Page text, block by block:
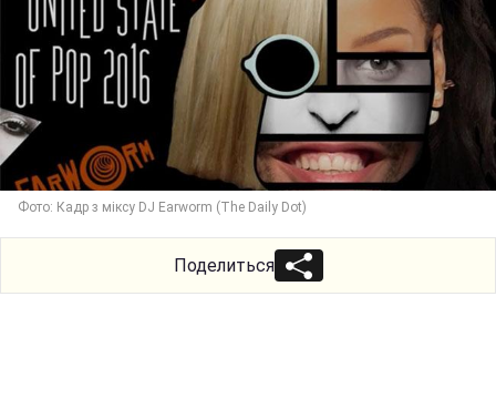
Фото: Кадр з міксу DJ Earworm (The Daily Dot)
Поделиться